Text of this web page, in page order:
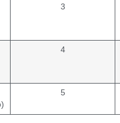
3
4
5